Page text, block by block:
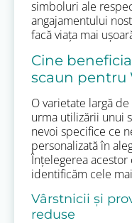
simboluri ale
angajamentului
facă viața mai
Cine
scaun pentru
O varietate largă
urma utilizării unui
nevoi specifice ce
personalizată în
Înțelegerea acestor
identificăm cele
Vârstnicii și
reduse